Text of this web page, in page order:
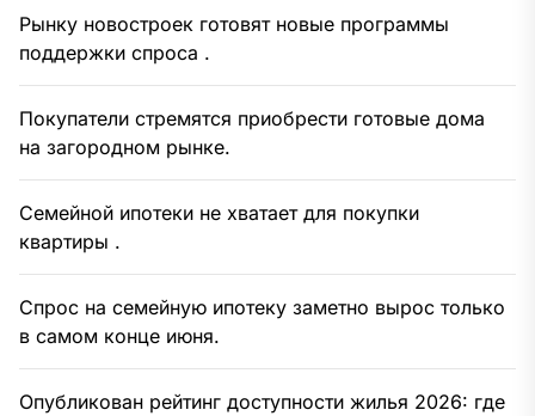
Рынку новостроек готовят новые программы
поддержки спроса .
Покупатели стремятся приобрести готовые дома
на загородном рынке.
Семейной ипотеки не хватает для покупки
квартиры .
Спрос на семейную ипотеку заметно вырос только
в самом конце июня.
Опубликован рейтинг доступности жилья 2026: где